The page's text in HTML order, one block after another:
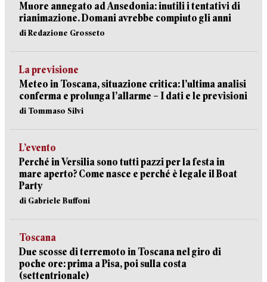
Muore annegato ad Ansedonia: inutili i tentativi di
rianimazione. Domani avrebbe compiuto gli anni
di Redazione Grosseto
La previsione
Meteo in Toscana, situazione critica: l’ultima analisi
conferma e prolunga l’allarme – I dati e le previsioni
di Tommaso Silvi
L’evento
Perché in Versilia sono tutti pazzi per la festa in
mare aperto? Come nasce e perché è legale il Boat
Party
di Gabriele Buffoni
Toscana
Due scosse di terremoto in Toscana nel giro di
poche ore: prima a Pisa, poi sulla costa
(settentrionale)